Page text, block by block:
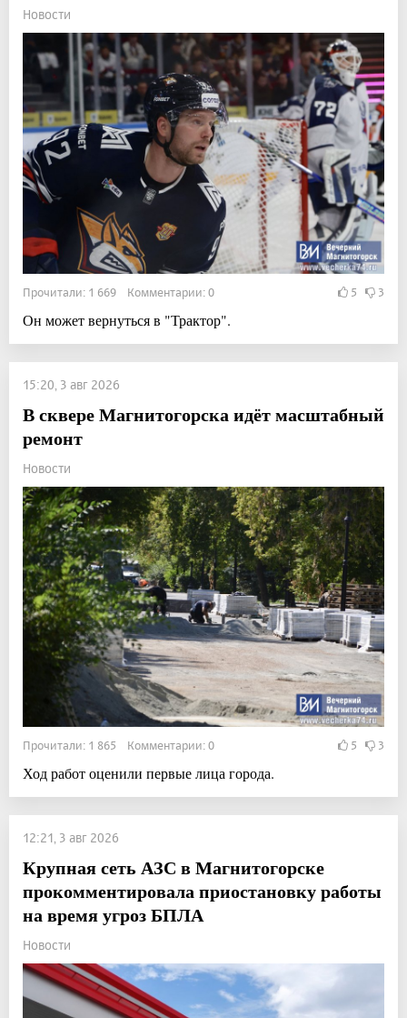
Новости
Прочитали: 1 669 Комментарии: 0 5 3
Он может вернуться в "Трактор".
15:20, 3 авг 2026
В сквере Магнитогорска идёт масштабный
ремонт
Новости
Прочитали: 1 865 Комментарии: 0 5 3
Ход работ оценили первые лица города.
12:21, 3 авг 2026
Крупная сеть АЗС в Магнитогорске
прокомментировала приостановку работы
на время угроз БПЛА
Новости